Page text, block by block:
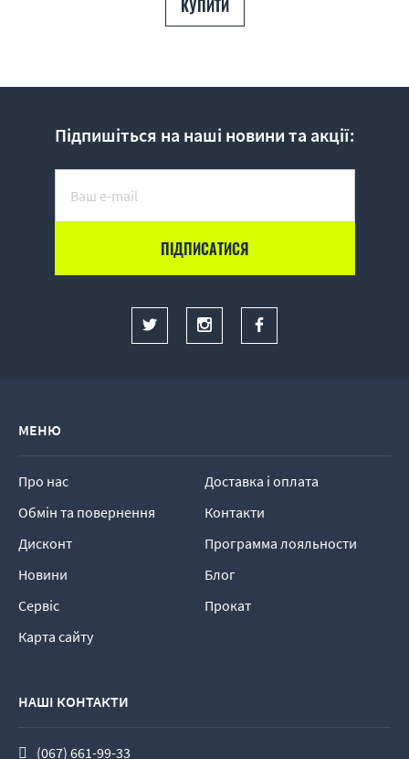
КУПИТИ
Підпишіться на наші новини та акції:
МЕНЮ
Про нас
Доставка і оплата
Обмін та повернення
Контакти
Дисконт
Программа лояльности
Новини
Блог
Сервіс
Прокат
Карта сайту
НАШІ КОНТАКТИ
(067) 661-99-33